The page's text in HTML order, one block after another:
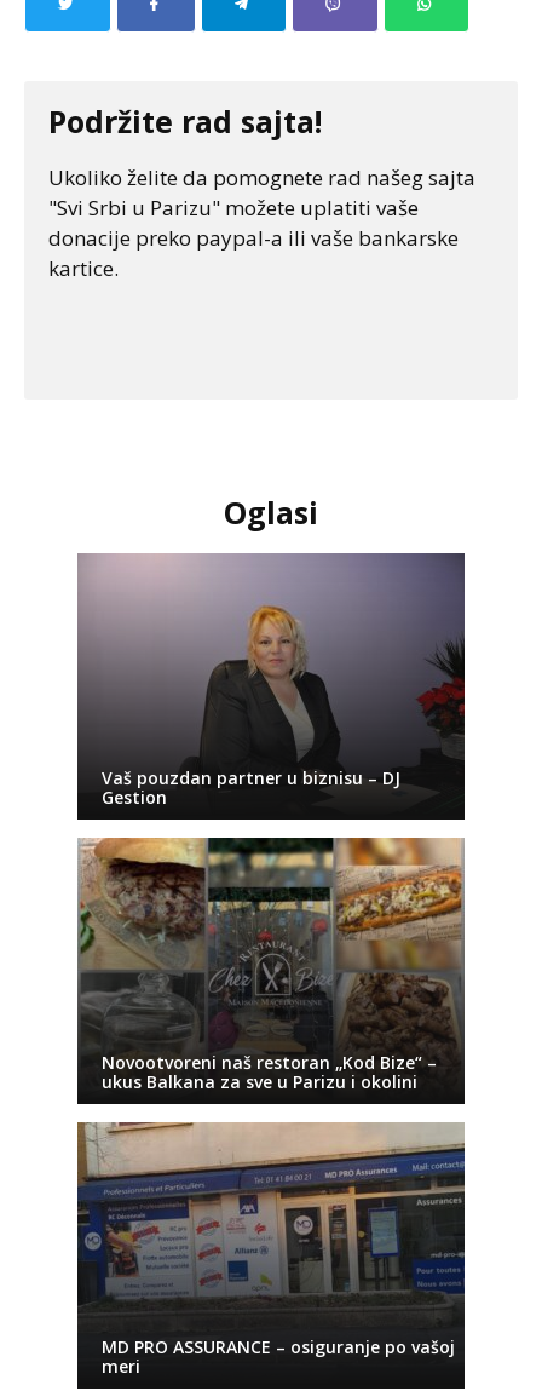
Podržite rad sajta!
Ukoliko želite da pomognete rad našeg sajta
"Svi Srbi u Parizu" možete uplatiti vaše
donacije preko paypal-a ili vaše bankarske
kartice.
Oglasi
Vaš pouzdan partner u biznisu – DJ
Gestion
Novootvoreni naš restoran „Kod Bize“ –
ukus Balkana za sve u Parizu i okolini
MD PRO ASSURANCE – osiguranje po vašoj
meri